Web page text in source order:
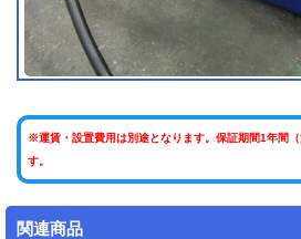
※運賃・設置費用は別途となります。保証期間1年間
す。
関連商品